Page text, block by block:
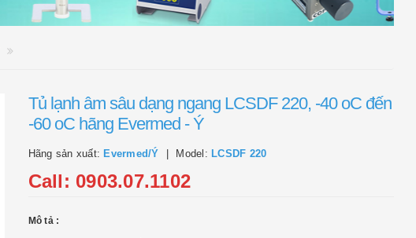
Tủ lạnh âm sâu dạng ngang LCSDF 220, -40 oC đến
-60 oC hãng Evermed - Ý
Hãng sản xuất: Evermed/Ý Model: LCSDF 220
Call: 0903.07.1102
Mô tả :